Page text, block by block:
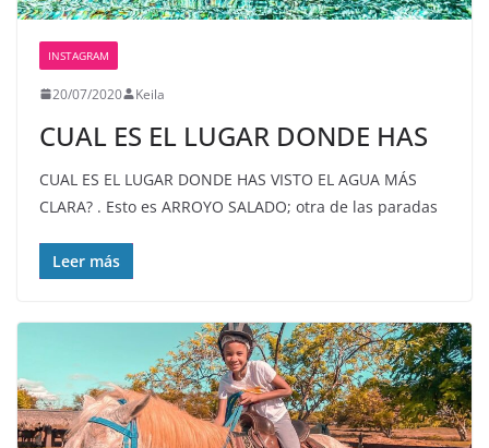
INSTAGRAM
20/07/2020 Keila
CUAL ES EL LUGAR DONDE HAS
CUAL ES EL LUGAR DONDE HAS VISTO EL AGUA MÁS
CLARA? . Esto es ARROYO SALADO; otra de las paradas
Leer más